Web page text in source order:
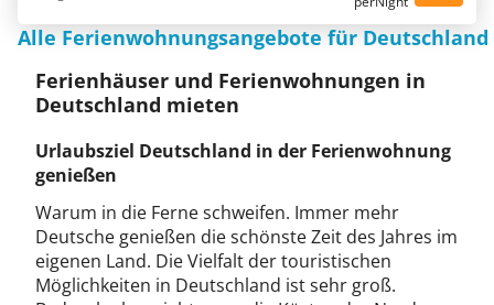
Alle Ferienwohnungsangebote für Deutschland
Ferienhäuser und Ferienwohnungen in
Deutschland mieten
Urlaubsziel Deutschland in der Ferienwohnung
genießen
Warum in die Ferne schweifen. Immer mehr
Deutsche genießen die schönste Zeit des Jahres im
eigenen Land. Die Vielfalt der touristischen
Möglichkeiten in Deutschland ist sehr groß.